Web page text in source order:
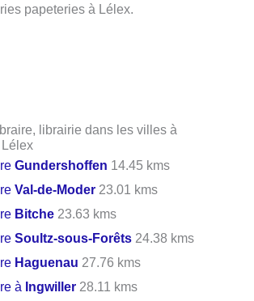
papeteries à Lélex.
librairie dans les villes à
Gundershoffen 14.45 kms
Val-de-Moder 23.01 kms
Bitche 23.63 kms
Soultz-sous-Forêts 24.38 kms
Haguenau 27.76 kms
à Ingwiller 28.11 kms